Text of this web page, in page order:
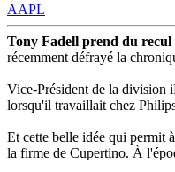
AAPL
Tony Fadell prend du
récemment défrayé la
Vice-Président de la division
lorsqu'il travaillait chez
Et cette belle idée qui permit
la firme de Cupertino. À